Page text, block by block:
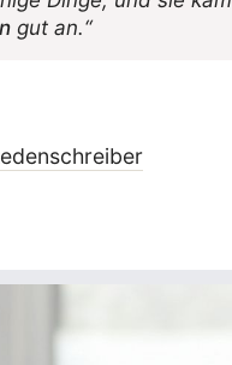
gut an.“